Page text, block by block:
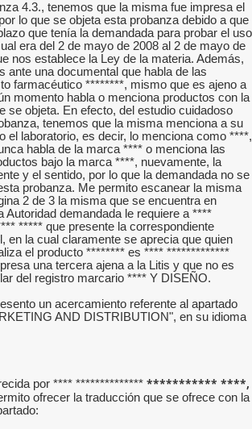
4.3., tenemos que la misma fue impresa el
lo que se objeta esta probanza debido a que
que tenía la demandada para probar el uso
era del 2 de mayo de 2008 al 2 de mayo de
nos establece la Ley de la materia. Además,
ante una documental que habla de las
farmacéutico ********, mismo que es ajeno a
momento habla o menciona productos con la
se objeta. En efecto, del estudio cuidadoso
tenemos que la misma menciona a su
el laboratorio, es decir, lo menciona como ****,
habla de la marca **** o menciona las
bajo la marca ****, nuevamente, la
y el sentido, por lo que la demandada no se
probanza. Me permito escanear la misma
2 de 3 la misma que se encuentra en
Autoridad demandada le requiere a ****
***** que presente la correspondiente
en la cual claramente se aprecia que quien
el producto ******** es **** *************
una tercera ajena a la Litis y que no es
del registro marcario **** Y DISEÑO.
un acercamiento referente al apartado
AND DISTRIBUTION", en su idioma
por **** ************** *********** ****,
ofrecer la traducción que se ofrece con la